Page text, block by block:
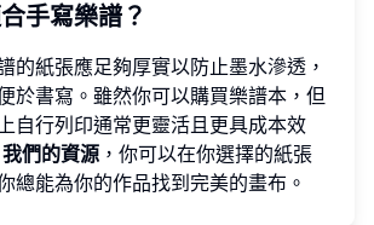
手寫樂譜？
的紙張應足夠厚實以防止墨水滲透，
於書寫。雖然你可以購買樂譜本，但
自行列印通常更靈活且更具成本效
我們的資源 ，你可以在你選擇的紙張
總能為你的作品找到完美的畫布。